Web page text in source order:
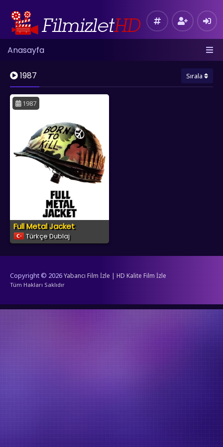
Anasayfa
1987 Sırala
1987
Full Metal Jacket
Türkçe Dublaj
Copyright © 2026Yabancı Film İzle | HD Kalite Film İzle
Tüm Hakları Saklıdır